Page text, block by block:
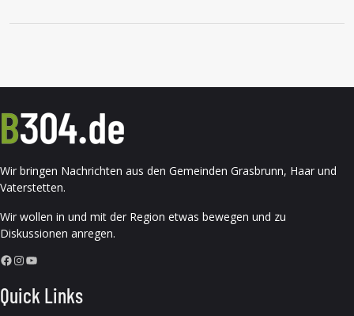
Wir bringen Nachrichten aus den Gemeinden Grasbrunn, Haar und
Vaterstetten.
Wir wollen in und mit der Region etwas bewegen und zu
Diskussionen anregen.
Facebook InstagramYouTube
Quick Links